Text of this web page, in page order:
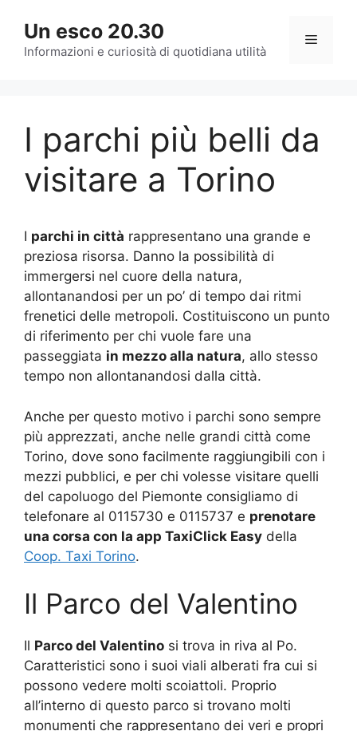
contenuto
Un esco 20.30
Informazioni e curiosità di quotidiana utilità
Menu
I parchi più belli da
visitare a Torino
I parchi in città rappresentano una grande e
preziosa risorsa. Danno la possibilità di
immergersi nel cuore della natura,
allontanandosi per un po’ di tempo dai ritmi
frenetici delle metropoli. Costituiscono un punto
di riferimento per chi vuole fare una
passeggiata in mezzo alla natura, allo stesso
tempo non allontanandosi dalla città.
Anche per questo motivo i parchi sono sempre
più apprezzati, anche nelle grandi città come
Torino, dove sono facilmente raggiungibili con i
mezzi pubblici, e per chi volesse visitare quelli
del capoluogo del Piemonte consigliamo di
telefonare al 0115730 e 0115737 e prenotare
una corsa con la app TaxiClick Easy della
Coop. Taxi Torino.
Il Parco del Valentino
Il Parco del Valentino si trova in riva al Po.
Caratteristici sono i suoi viali alberati fra cui si
possono vedere molti scoiattoli. Proprio
all’interno di questo parco si trovano molti
monumenti che rappresentano dei veri e propri